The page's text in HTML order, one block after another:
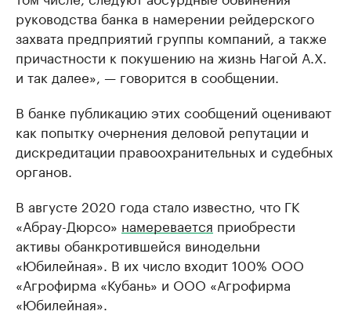
руководства банка в намерении рейдерского
захвата предприятий группы компаний, а также
причастности к покушению на жизнь Нагой А.Х.
и так далее», — говорится в сообщении.
В банке публикацию этих сообщений оценивают
как попытку очернения деловой репутации и
дискредитации правоохранительных и судебных
органов.
В августе 2020 года стало известно, что ГК
«Абрау-Дюрсо» намеревается приобрести
активы обанкротившейся винодельни
«Юбилейная». В их число входит 100% ООО
«Агрофирма «Кубань» и ООО «Агрофирма
«Юбилейная».